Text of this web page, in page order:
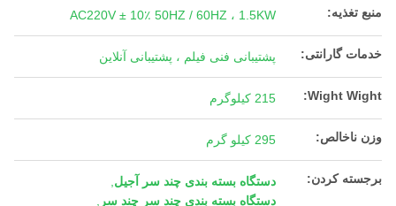
منبع تغذیه: AC220V ± 10٪ 50HZ / 60HZ ، 1.5KW
خدمات گارانتی: پشتیبانی فنی فیلم ، پشتیبانی آنلاین
Wight Wight: 215 کیلوگرم
وزن ناخالص: 295 کیلو گرم
برجسته کردن: دستگاه بسته بندی چند سر آجیل
دستگاه بسته بندی چند سر چند سر